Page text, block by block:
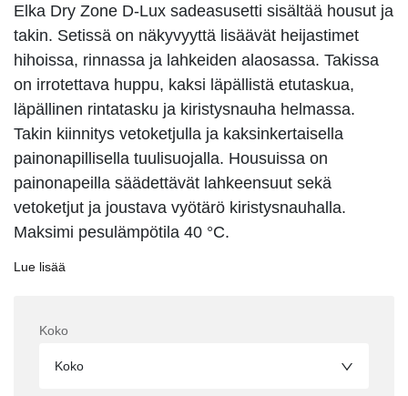
Elka Dry Zone D-Lux sadeasusetti sisältää housut ja
takin. Setissä on näkyvyyttä lisäävät heijastimet
hihoissa, rinnassa ja lahkeiden alaosassa. Takissa
on irrotettava huppu, kaksi läpällistä etutaskua,
läpällinen rintatasku ja kiristysnauha helmassa.
Takin kiinnitys vetoketjulla ja kaksinkertaisella
painonapillisella tuulisuojalla. Housuissa on
painonapeilla säädettävät lahkeensuut sekä
vetoketjut ja joustava vyötärö kiristysnauhalla.
Maksimi pesulämpötila 40 °C.
Lue lisää
Koko
Koko